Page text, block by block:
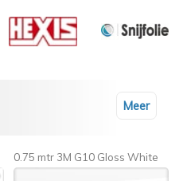
Meer
0.75 mtr 3M G10 Gloss White